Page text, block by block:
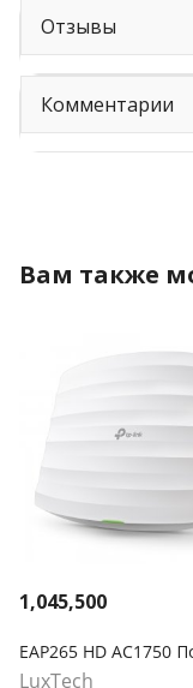
Отзывы
Комментарии
Вам также
1,045,500
LuxTech